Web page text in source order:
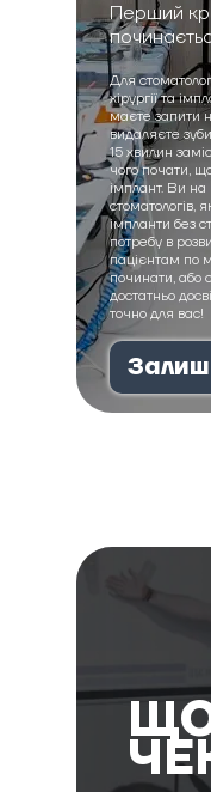
Перший
Для
хірургії та
маєте запити
видаляєте
15 хвилин
чого почати,
імплант. Ви на
стоматологів,
імпланти без
потребу в
пацієнтам по
починати, або
достатньо
точно для вас!